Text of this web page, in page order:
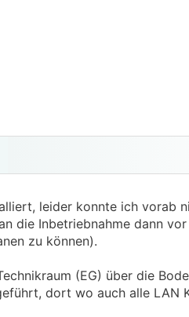
leider konnte ich vorab
die Inbetriebnahme dann
zu können).
(EG) über die
dort wo auch alle LAN